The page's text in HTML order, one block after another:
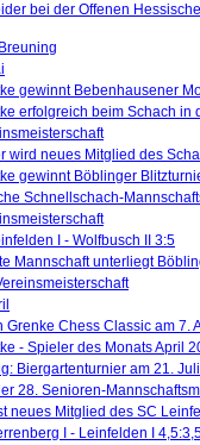
bei der Offenen
gewinnt Bebenhausener
erfolgreich beim Schach
wird neues Mitglied des
gewinnt Böblinger
Schnellschach-
I - Wolfbusch II 3:5
Mannschaft unterliegt
Grenke Chess Classic am 7.
- Spieler des Monats April
Biergartenturnier am 21.
28. Senioren-
neues Mitglied des SC
I - Leinfelden I